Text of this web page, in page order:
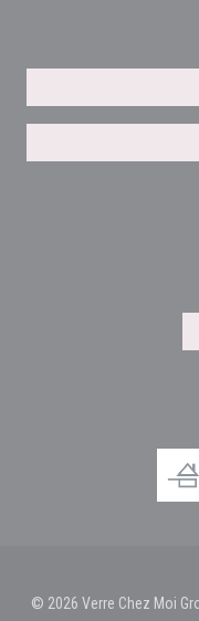
© 2026 Verre Chez Moi